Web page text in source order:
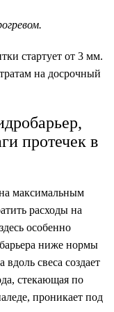
стартует от 3 мм.
на досрочный
протечек в
максимальным
расходы на
особенно
ниже нормы
свеса создает
стекающая по
проникает под